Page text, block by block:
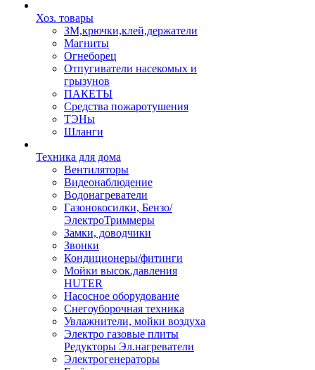
Хоз. товары
ЗМ,крючки,клей,держатели
Магниты
Огнеборец
Отпугиватели насекомых и
грызунов
ПАКЕТЫ
Средства пожаротушения
ТЭНы
Шланги
Техника для дома
Вентиляторы
Видеонаблюдение
Водонагреватели
Газонокосилки, Бензо/
ЭлектроТриммеры
Замки, доводчики
Звонки
Кондиционеры/фитинги
Мойки высок.давления
HUTER
Насосное оборудование
Снегоуборочная техника
Увлажнители, мойки воздуха
Электро газовые плиты
Редукторы Эл.нагреватели
Электрогенераторы